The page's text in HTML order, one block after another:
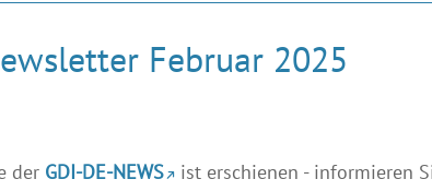
Februar 2025
der GDI-DE-NEWS
ist erschienen - informieren